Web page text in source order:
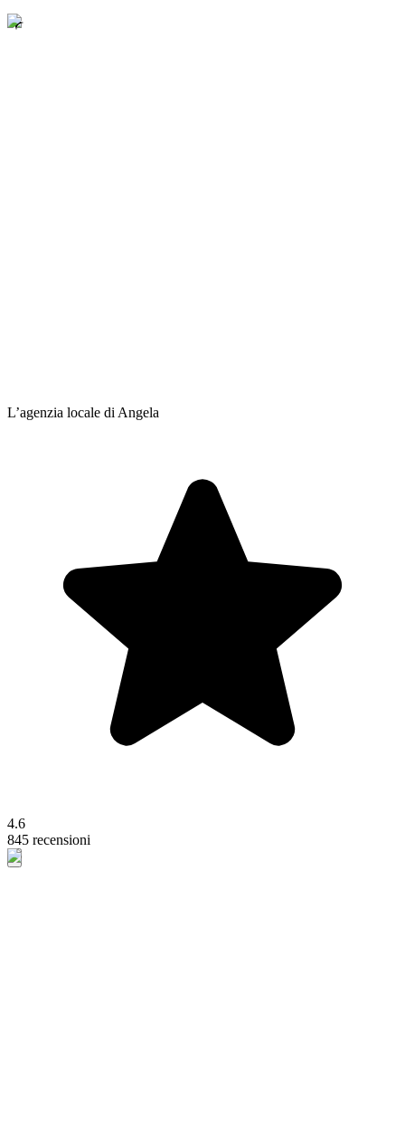
L’agenzia locale di Angela
4.6
845 recensioni